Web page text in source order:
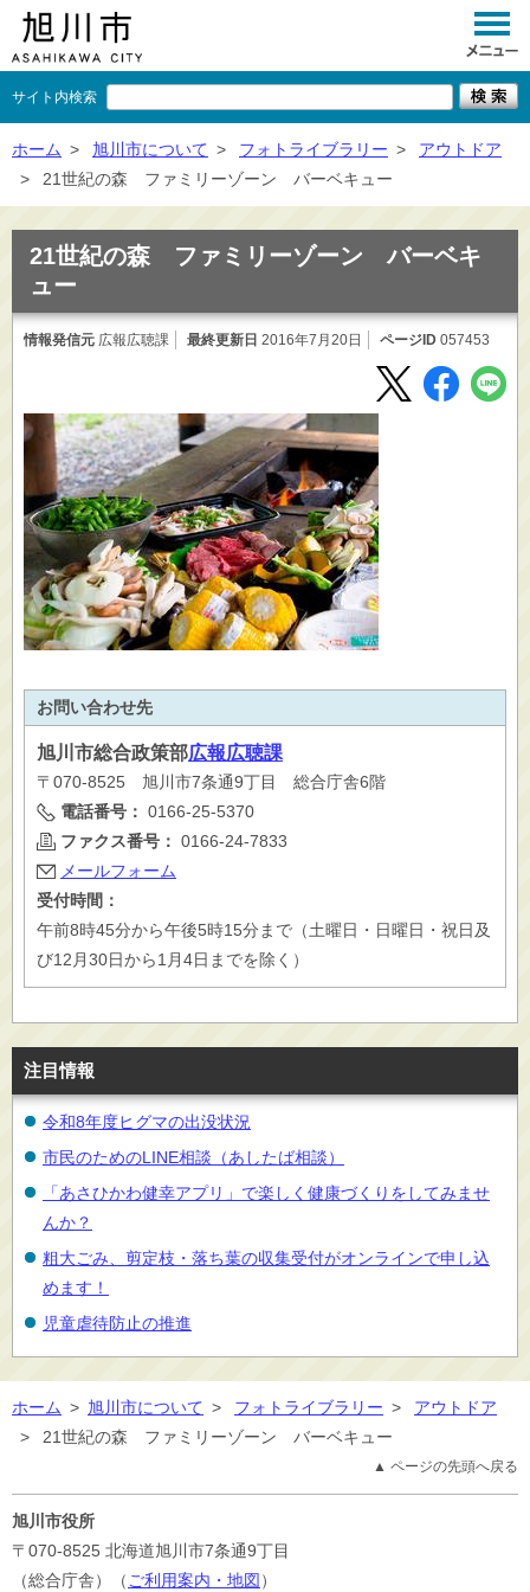
サイト内検索
くらし
観光
施設一覧
× 閉じる
ホーム > 旭川市について > フォトライブラリー >
アウトドア
>
21世紀の森 ファミリーゾーン バーベキュー
21世紀の森 ファミリーゾーン バーベキ
ュー
情報発信元 広報広聴課 最終更新日 2016年7月20日 ページID 057453
お問い合わせ先
旭川市総合政策部広報広聴課
〒070-8525 旭川市7条通9丁目 総合庁舎6階
電話番号： 0166-25-5370
ファクス番号： 0166-24-7833
メールフォーム
受付時間：
午前8時45分から午後5時15分まで（土曜日・日曜日・祝日及
び12月30日から1月4日までを除く）
注目情報
令和8年度ヒグマの出没状況
市民のためのLINE相談（あしたば相談）
「あさひかわ健幸アプリ」で楽しく健康づくりをしてみませ
んか？
粗大ごみ、剪定枝・落ち葉の収集受付がオンラインで申し込
めます！
児童虐待防止の推進
ホーム > 旭川市について > フォトライブラリー >
アウトドア
>
21世紀の森 ファミリーゾーン バーベキュー
▲ ページの先頭へ戻る
旭川市役所
〒070-8525 北海道旭川市7条通9丁目
（総合庁舎）（ ご利用案内・地図 ）